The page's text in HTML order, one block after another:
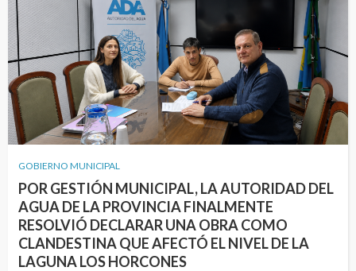
GOBIERNO MUNICIPAL
POR GESTIÓN MUNICIPAL, LA AUTORIDAD DEL
AGUA DE LA PROVINCIA FINALMENTE
RESOLVIÓ DECLARAR UNA OBRA COMO
CLANDESTINA QUE AFECTÓ EL NIVEL DE LA
LAGUNA LOS HORCONES